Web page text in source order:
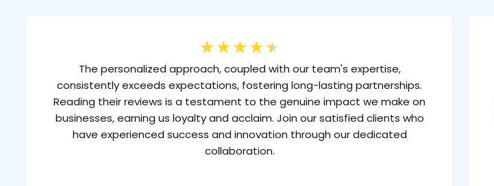
★ ★ ★ ★ ★
The personalized approach, coupled with our team's expertise,
consistently exceeds expectations, fostering long-lasting partnerships.
Reading their reviews is a testament to the genuine impact we make on
businesses, earning us loyalty and acclaim. Join our satisfied clients who
have experienced success and innovation through our dedicated
collaboration.